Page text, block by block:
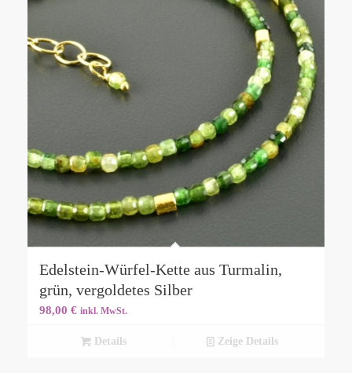
Edelstein-Würfel-Kette aus Turmalin,
grün, vergoldetes Silber
98,00 € inkl. MwSt.
Details Zeige Details